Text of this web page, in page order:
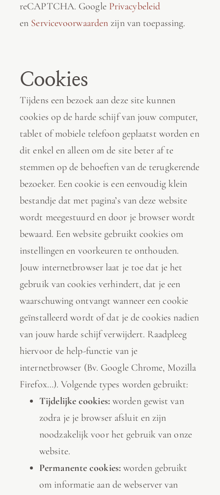
reCAPTCHA. Google Privacybeleid
en Servicevoorwaarden zijn van toepassing.
Cookies
Tijdens een bezoek aan deze site kunnen
cookies op de harde schijf van jouw computer,
tablet of mobiele telefoon geplaatst worden en
dit enkel en alleen om de site beter af te
stemmen op de behoeften van de terugkerende
bezoeker. Een cookie is een eenvoudig klein
bestandje dat met pagina’s van deze website
wordt meegestuurd en door je browser wordt
bewaard. Een website gebruikt cookies om
instellingen en voorkeuren te onthouden.
Jouw internetbrowser laat je toe dat je het
gebruik van cookies verhindert, dat je een
waarschuwing ontvangt wanneer een cookie
geïnstalleerd wordt of dat je de cookies nadien
van jouw harde schijf verwijdert. Raadpleeg
hiervoor de help-functie van je
internetbrowser (Bv. Google Chrome, Mozilla
Firefox…). Volgende types worden gebruikt:
Tijdelijke cookies: worden gewist van
zodra je je browser afsluit en zijn
noodzakelijk voor het gebruik van onze
website.
Permanente cookies: worden gebruikt
om informatie aan de webserver van